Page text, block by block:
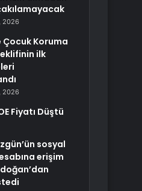
2026
Çocuk Koruma
ilk
2026
Fiyatı Düştü
sosyal
erişim